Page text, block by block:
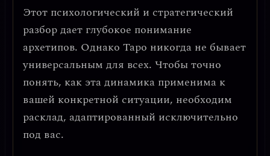
Этот психологический и стратегический
разбор дает глубокое понимание
архетипов. Однако Таро никогда не бывает
универсальным для всех. Чтобы точно
понять, как эта динамика применима к
вашей конкретной ситуации, необходим
расклад, адаптированный исключительно
под вас.